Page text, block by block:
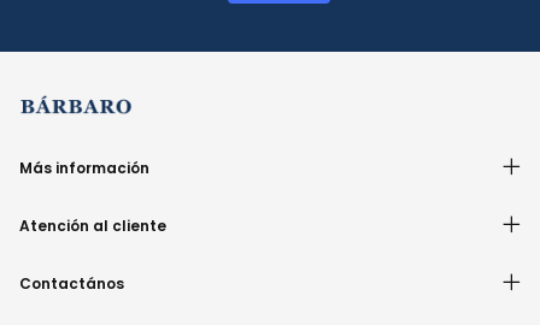
Más información
Atención al cliente
Contactános